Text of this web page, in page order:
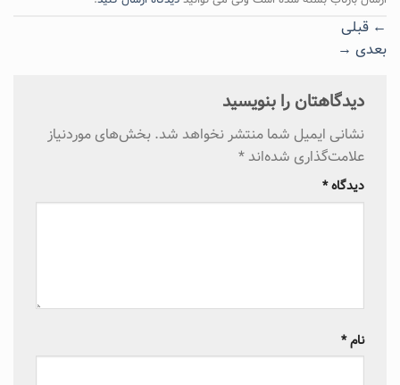
← قبلی
بعدی →
دیدگاهتان را بنویسید
نشانی ایمیل شما منتشر نخواهد شد. بخش‌های موردنیاز
علامت‌گذاری شده‌اند *
دیدگاه*
نام*